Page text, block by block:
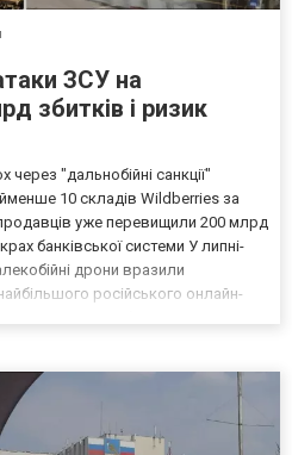
ЗСУ на
збитків і ризик
через "дальнобійні санкції"
10 складів Wildberries за
уже перевищили 200 млрд
банківської системи У липні-
дрони вразили
російського онлайн-